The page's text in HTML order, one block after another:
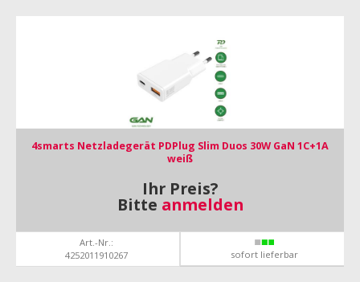
4smarts Netzladegerät PDPlug Slim Duos 30W GaN 1C+1A
weiß
Ihr Preis?
Bitte anmelden
Art.-Nr.:
4252011910267
sofort lieferbar